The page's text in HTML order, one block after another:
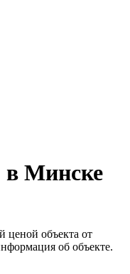
в Минске
ценой объекта от
об объекте.